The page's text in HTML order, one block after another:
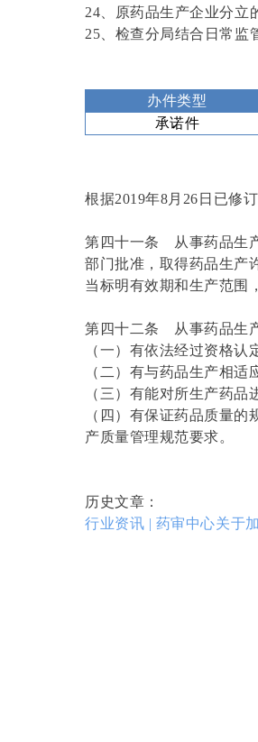
24、原药品生产企业分立
25、检查分局结合日常监
办件类型
承诺件
根据2019年8月26日已修
第四十一条 从事药品生
部门批准，取得药品生产
当标明有效期和生产范围
第四十二条 从事药品生
（一）有依法经过资格
（二）有与药品生产相
（三）有能对所生产药
（四）有保证药品质量
产质量管理规范要求。
历史文章：
行业资讯 | 药审中心关于